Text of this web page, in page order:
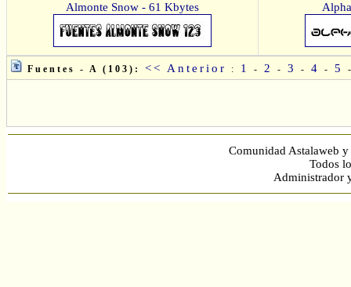
Almonte Snow - 61 Kbytes
Fuentes - A (103): << Anterior : 1 - 2 - 3 - 4 - 5
Comunidad Astalaweb
Todos
Administrador